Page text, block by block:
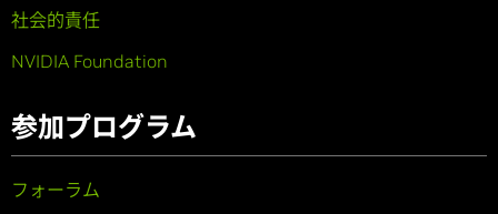
社会的責任
NVIDIA Foundation
参加プログラム
フォーラム